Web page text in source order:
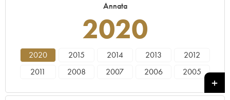
Annata
2020
2020 2015 2014 2013
2012
2011
2008 2007 2006
2005